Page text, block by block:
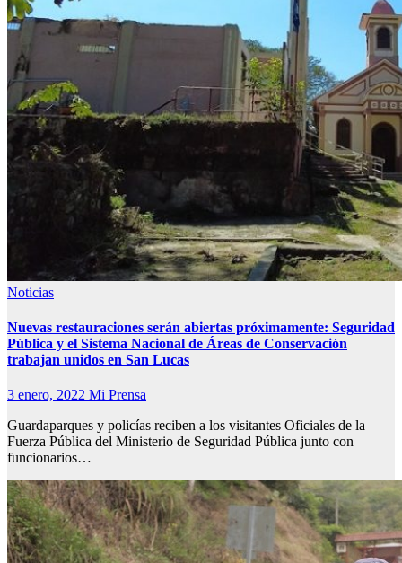
Noticias
Nuevas restauraciones serán abiertas próximamente: Seguridad
Pública y el Sistema Nacional de Áreas de Conservación
trabajan unidos en San Lucas
3 enero, 2022 Mi Prensa
Guardaparques y policías reciben a los visitantes Oficiales de la
Fuerza Pública del Ministerio de Seguridad Pública junto con
funcionarios…